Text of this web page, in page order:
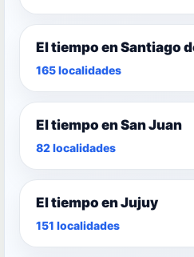
El tiempo en Santiago
165 localidades
El tiempo en San Juan
82 localidades
El tiempo en Jujuy
151 localidades